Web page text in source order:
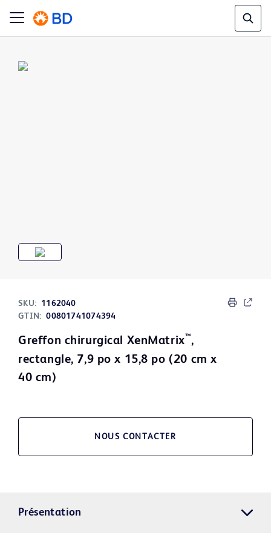
SKU:
1162040
GTIN: 00801741074394
Greffon chirurgical XenMatrix™,
rectangle, 7,9 po x 15,8 po (20 cm x
40 cm)
NOUS CONTACTER
Présentation